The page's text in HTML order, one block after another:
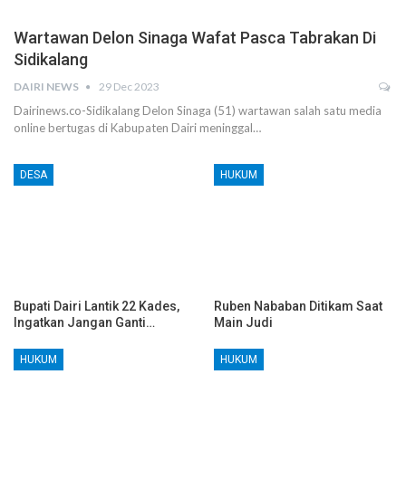
Wartawan Delon Sinaga Wafat Pasca Tabrakan Di
Sidikalang
DAIRI NEWS 29 Dec 2023
Dairinews.co-Sidikalang Delon Sinaga (51) wartawan salah satu media
online bertugas di Kabupaten Dairi meninggal…
DESA
Bupati Dairi Lantik 22 Kades,
Ingatkan Jangan Ganti…
HUKUM
Ruben Nababan Ditikam Saat
Main Judi
HUKUM HUKUM